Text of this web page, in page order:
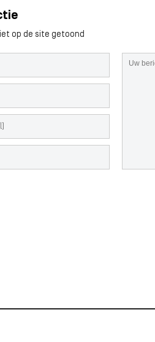
op de site getoond